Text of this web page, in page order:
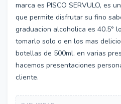
marca es PISCO SERVULO, es
que permite disfrutar su fino
graduacion alcoholica es 40.5°
tomarlo solo o en los mas
botellas de 500ml. en varias
hacemos presentaciones
cliente.